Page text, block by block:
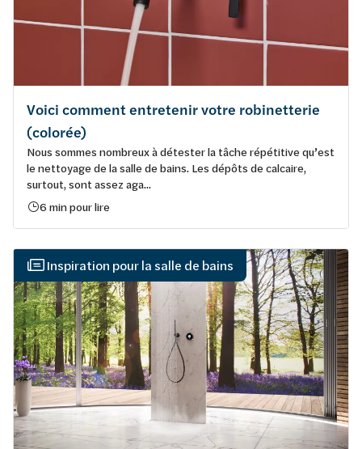
Voici comment entretenir votre robinetterie
(colorée)
Nous sommes nombreux à détester la tâche répétitive qu’est
le nettoyage de la salle de bains. Les dépôts de calcaire,
surtout, sont assez aga...
6 min pour lire
Inspiration pour la salle de bains